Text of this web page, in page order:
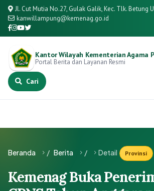
Jl. Cut Mutia No.27, Gulak Galik, Kec. Tlk. Betung
kanwillampung@kemenag.go.id
Kantor Wilayah Kementerian Agama
Portal Berita dan Layanan Resmi
Cari
Beranda / Berita / Detail Provinsi
Kemenag Buka